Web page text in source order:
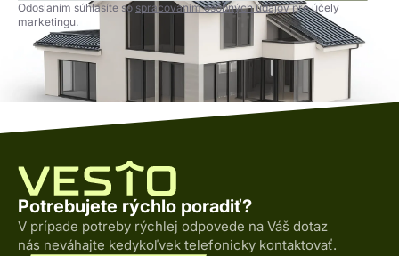
Odoslaním súhlasíte so spracovaním osobných údajovpre účely
marketingu.
Potrebujete rýchlo poradiť?
V prípade potreby rýchlej odpovede na Váš dotaz
nás neváhajte kedykoľvek telefonicky kontaktovať.